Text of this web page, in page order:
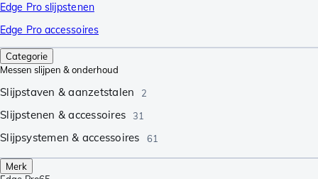
Edge Pro slijpstenen
Edge Pro accessoires
Categorie
Messen slijpen & onderhoud
Slijpstaven & aanzetstalen 2
Slijpstenen & accessoires 31
Slijpsystemen & accessoires 61
Merk